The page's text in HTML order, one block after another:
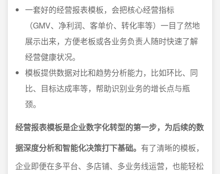
一套好的经营报表模板，会把核心经营指标
（GMV、净利润、客单价、转化率等）一目了然地
展示出来，方便老板或各业务负责人随时快速了解
经营健康状况。
模板提供数据对比和趋势分析能力，比如环比、同
比、目标达成率等，帮助识别业务的增长点与瓶
颈。
经营报表模板是企业数字化转型的第一步，为后续的数
据深度分析和智能化决策打下基础。 有了清晰的模板，
企业即便在多平台、多店铺、多业务线运营，也能轻松